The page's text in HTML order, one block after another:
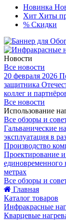
Новинка
Хит Хиты
% Скидки
Новости
Все новости
20 февраля 2026
защитника
коллег и
Все новости
Использование
Все обзоры и
Гальванические
эксплуатация в
Производство
Проектирование
единовременного
метрах
Все обзоры и
Главная
Каталог товаров
Инфракрасные
Кварцевые